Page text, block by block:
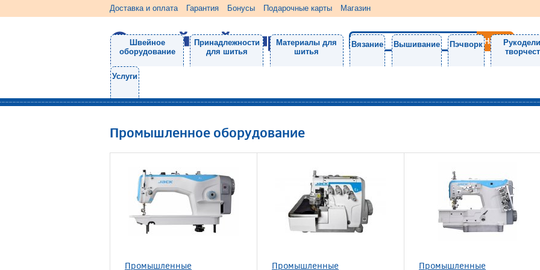
Доставка и оплата Гарантия Бонусы Подарочные карты Магазин
Швейное
оборудование
Принадлежности
для шитья
Материалы для
шитья
Вязание Вышивание Пэчворк
Услуги
Промышленное оборудование
Промышленные
Промышленные
Промышленные